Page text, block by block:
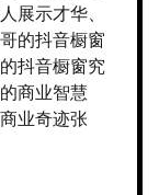
展示才华、
的抖音橱窗
抖音橱窗究
商业智慧
业奇迹张